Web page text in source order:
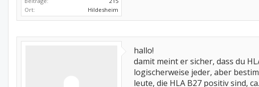
Ort:
Hildesheim
hallo!
damit meint er sicher, dass du
logischerweise jeder, aber
leute, die HLA B27 positiv sind,